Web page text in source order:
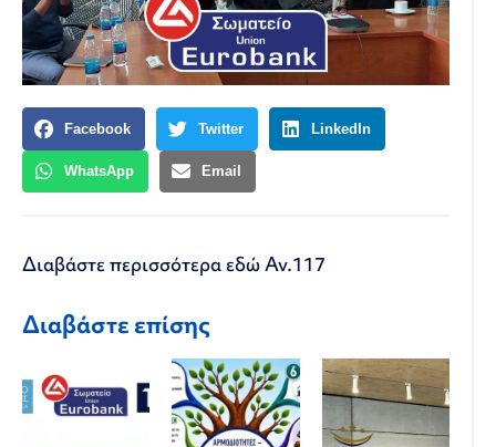
Facebook Twitter LinkedIn
WhatsApp Email
Διαβάστε περισσότερα εδώΑν.117
Διαβάστε επίσης